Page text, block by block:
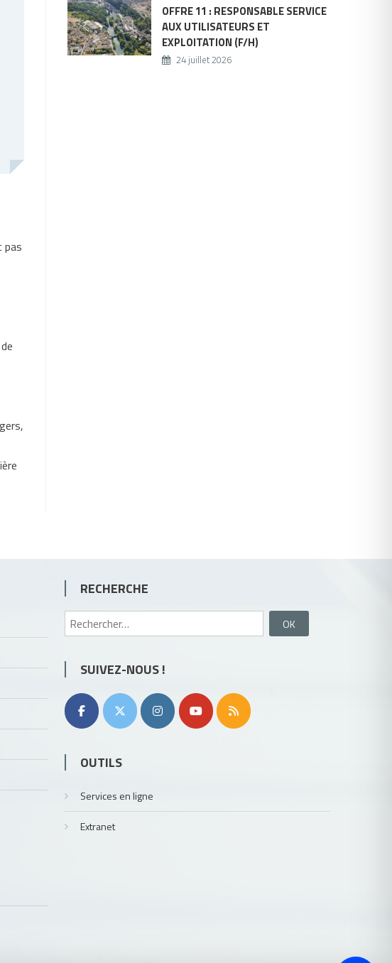
pas
OFFRE 11 : RESPONSABLE SERVICE
AUX UTILISATEURS ET
EXPLOITATION (F/H)
24 juillet 2026
RECHERCHE
Rechercher :
SUIVEZ-NOUS !
OUTILS
Services en ligne
Extranet